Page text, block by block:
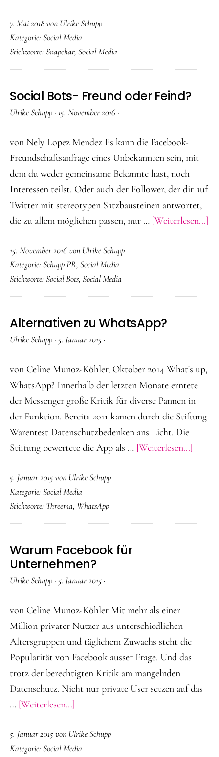
7. Mai 2018von Ulrike Schupp
Kategorie: Social Media
Stichworte: Snapchat, Social Media
Social Bots- Freund oder Feind?
Ulrike Schupp · 15. November 2016 ·
von Nely Lopez Mendez Es kann die Facebook-
Freundschaftsanfrage eines Unbekannten sein, mit
dem du weder gemeinsame Bekannte hast, noch
Interessen teilst. Oder auch der Follower, der dir auf
Twitter mit stereotypen Satzbausteinen antwortet,
die zu allem möglichen passen, nur … [Weiterlesen...]
15. November 2016von Ulrike Schupp
Kategorie: Schupp PR, Social Media
Stichworte: Social Bots, Social Media
Alternativen zu WhatsApp?
Ulrike Schupp · 5. Januar 2015 ·
von Celine Munoz-Köhler, Oktober 2014 What's up,
WhatsApp? Innerhalb der letzten Monate erntete
der Messenger große Kritik für diverse Pannen in
der Funktion. Bereits 2011 kamen durch die Stiftung
Warentest Datenschutzbedenken ans Licht. Die
Stiftung bewertete die App als … [Weiterlesen...]
5. Januar 2015von Ulrike Schupp
Kategorie: Social Media
Stichworte: Threema, WhatsApp
Warum Facebook für
Unternehmen?
Ulrike Schupp · 5. Januar 2015 ·
von Celine Munoz-Köhler Mit mehr als einer
Million privater Nutzer aus unterschiedlichen
Altersgruppen und täglichem Zuwachs steht die
Popularität von Facebook ausser Frage. Und das
trotz der berechtigten Kritik am mangelnden
Datenschutz. Nicht nur private User setzen auf das
… [Weiterlesen...]
für
Unternehmen?
5. Januar 2015von Ulrike Schupp
Kategorie: Social Media